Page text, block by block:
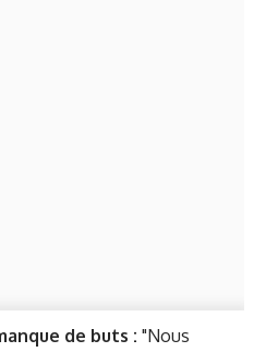
de buts : "Nous